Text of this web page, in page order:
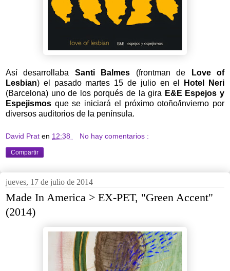
Así desarrollaba Santi Balmes (frontman de
Love of
Lesbian) el pasado martes 15 de julio en el
Hotel Neri
(Barcelona) uno de los porqués de la gira E&E Espejos y
Espejismos que se iniciará el próximo otoño/invierno por
diversos auditorios de la península.
David Prat en 12:38 No hay comentarios :
Compartir
jueves, 17 de julio de 2014
Made In America > EX-PET, "Green Accent"
(2014)